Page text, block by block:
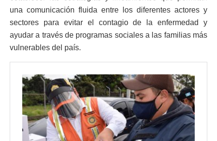
una comunicación fluida entre los diferentes actores y
sectores para evitar el contagio de la enfermedad y
ayudar a través de programas sociales a las familias más
vulnerables del país.